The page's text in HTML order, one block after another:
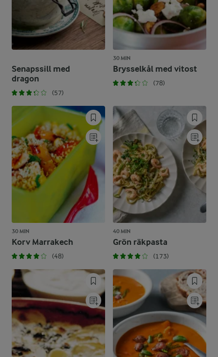
Senapssill med
dragon
(57)
30 MIN
Brysselkål med vitost
(78)
30 MIN
Korv Marrakech
(48)
40 MIN
Grön räkpasta
(173)